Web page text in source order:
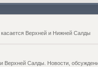
Верхней и Нижней Салды
Верхней Салды. Новости,